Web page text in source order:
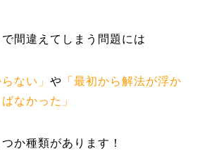
間違えてしまう問題には
らない」や 「最初から解法が浮か
ばなかった」
か種類があります！